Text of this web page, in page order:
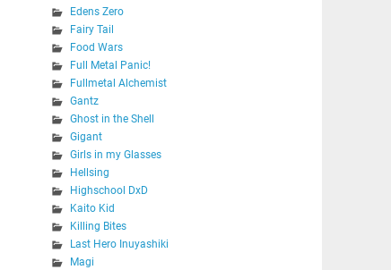
Edens Zero
Fairy Tail
Food Wars
Full Metal Panic!
Fullmetal Alchemist
Gantz
Ghost in the Shell
Gigant
Girls in my Glasses
Hellsing
Highschool DxD
Kaito Kid
Killing Bites
Last Hero Inuyashiki
Magi